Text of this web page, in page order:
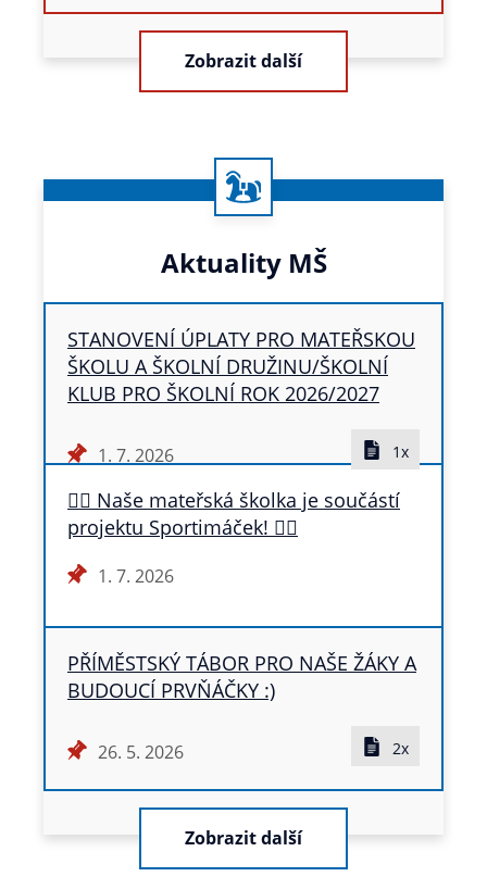
Zobrazit další
Aktuality MŠ
STANOVENÍ ÚPLATY PRO MATEŘSKOU
ŠKOLU A ŠKOLNÍ DRUŽINU/ŠKOLNÍ
KLUB PRO ŠKOLNÍ ROK 2026/2027
1. 7. 2026 1x
🏃‍♀️ Naše mateřská školka je součástí
projektu Sportimáček! 🏃‍♂️
1. 7. 2026
PŘÍMĚSTSKÝ TÁBOR PRO NAŠE ŽÁKY A
BUDOUCÍ PRVŇÁČKY :)
26. 5. 2026 2x
Zobrazit další